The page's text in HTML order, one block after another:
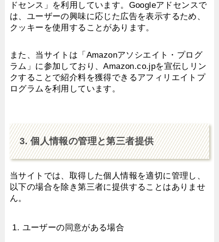
ドセンス」を利用しています。Googleアドセンスで
は、ユーザーの興味に応じた広告を表示するため、
クッキーを使用することがあります。
また、当サイトは「Amazonアソシエイト・プログ
ラム」に参加しており、Amazon.co.jpを宣伝しリン
クすることで紹介料を獲得できるアフィリエイトプ
ログラムを利用しています。
3. 個人情報の管理と第三者提供
当サイトでは、取得した個人情報を適切に管理し、
以下の場合を除き第三者に提供することはありませ
ん。
ユーザーの同意がある場合